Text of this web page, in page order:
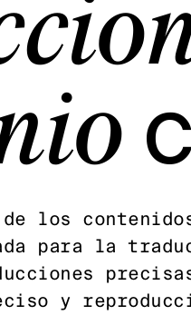
los
para la
y